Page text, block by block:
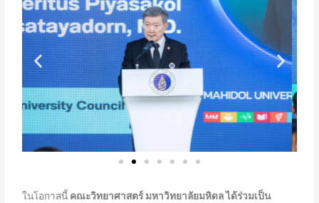
ในโอกาสนี้ คณะวิทยาศาสตร์ มหาวิทยาลัยมหิดล ได้ร่วมเป็น